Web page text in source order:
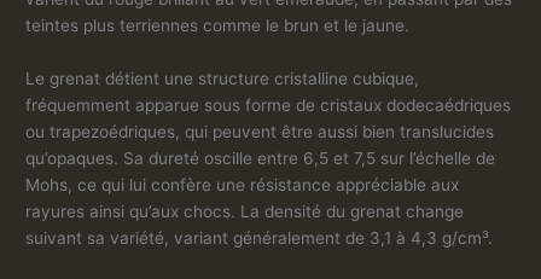
teintes plus terriennes comme le brun et le jaune.
Le grenat détient une structure cristalline cubique,
fréquemment apparue sous forme de cristaux dodecaédriques
ou trapezoédriques, qui peuvent être aussi bien translucides
qu’opaques. Sa dureté oscille entre 6,5 et 7,5 sur l’échelle de
Mohs, ce qui lui confère une résistance appréciable aux
rayures ainsi qu’aux chocs. La densité du grenat change
suivant sa variété, variant généralement de 3,1 à 4,3 g/cm³.